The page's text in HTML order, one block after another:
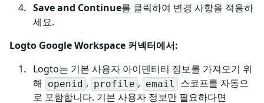
Save and Continue를 클릭하여 변경 사항을 적용하
세요.
Logto Google Workspace 커넥터에서:
Logto는 기본 사용자 아이덴티티 정보를 가져오기 위
해
openid , profile , email
스코프를 자동으
로 포함합니다. 기본 사용자 정보만 필요하다면